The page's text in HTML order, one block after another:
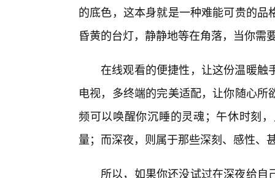
的底色，这本身就是一种难能可贵的
昏黄的台灯，静静地等在角落，当你需
在线观看的便捷性，让这份温暖触
电视，多终端的完美适配，让你随心
频可以唤醒你沉睡的灵魂；午休时刻
量；而深夜，则属于那些深刻、感性、
所以，如果你还没试过在深夜给